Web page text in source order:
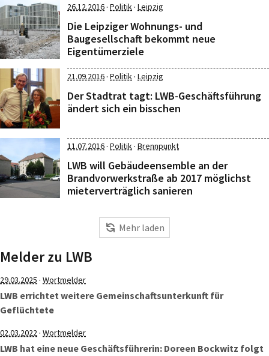
26.12.2016· Politik· Leipzig
Die Leipziger Wohnungs- und
Baugesellschaft bekommt neue
Eigentümerziele
21.09.2016· Politik· Leipzig
Der Stadtrat tagt: LWB-Geschäftsführung
ändert sich ein bisschen
11.07.2016· Politik· Brennpunkt
LWB will Gebäudeensemble an der
Brandvorwerkstraße ab 2017 möglichst
mieterverträglich sanieren
Mehr laden
Melder zu LWB
29.03.2025 · Wortmelder
LWB errichtet weitere Gemeinschaftsunterkunft für
Geflüchtete
02.03.2022· Wortmelder
LWB hat eine neue Geschäftsführerin: Doreen Bockwitz folgt